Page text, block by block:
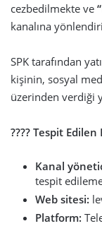
cezbedilmekte ve
kanalına
SPK tarafından
kişinin, sosyal
üzerinden verdiği
???? Tespit Edilen
Kanal
tespit
Web sitesi:
Platform: